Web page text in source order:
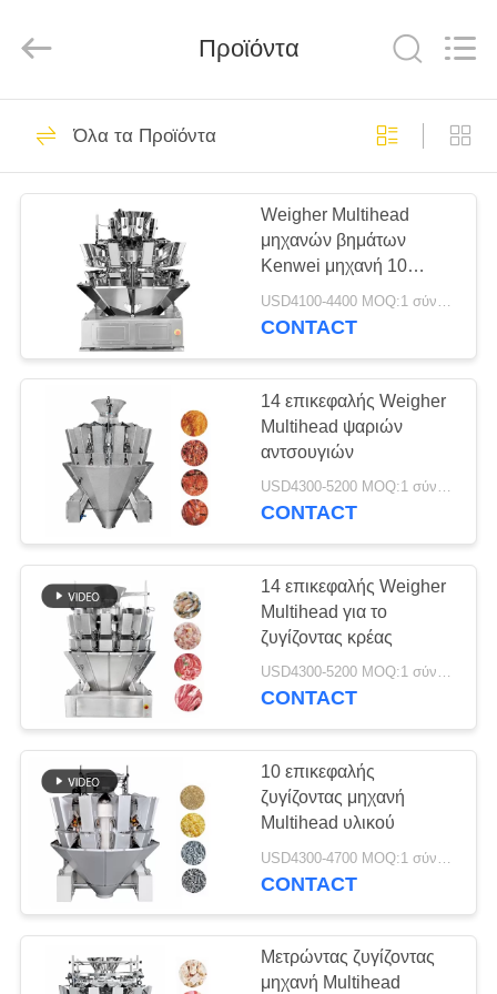
ΑΡΧΙΚΉ
ΣΕΛΊΔΑ
ΠΡΟΪΌΝΤΑ
ΣΧΕΤΙΚΆ
ΕΜΆΣ
ΓΎΡΟΣ
ΕΡΓΟΣΤΑΣΊΩΝ
ΠΟΙΟΤΙΚΌΣ
ΈΛΕΓΧΟΣ
ΕΠΑΦΉ
ΖΗΤΉΣΤΕ
ΈΝΑ
ΑΠΌΣΠΑΣΜΑ
SITEMAP
PRIVACY
POLICY
Co.,
Reserved.
Ζυγίζοντας μηχανή
Multihead
Weigher Multihead
Kenwei
86
10 επικεφαλής
Weigher Multihead
39
14 επικεφαλής
Weigher Multihead
Προϊόντα
Όλα τα Προϊόντα
Weigher Multihead
μηχανών βημάτων
Kenwei μηχανή 10
κεφάλια 60P/M
USD4100-4400 MOQ:1 σύνολο
CONTACT
14 επικεφαλής Weigher
Multihead ψαριών
αντσουγιών
USD4300-5200 MOQ:1 σύνολο
CONTACT
14 επικεφαλής Weigher
Multihead για το
ζυγίζοντας κρέας
USD4300-5200 MOQ:1 σύνολο
CONTACT
10 επικεφαλής
ζυγίζοντας μηχανή
Multihead υλικού
CONTACT
Μετρώντας ζυγίζοντας
μηχανή Multihead